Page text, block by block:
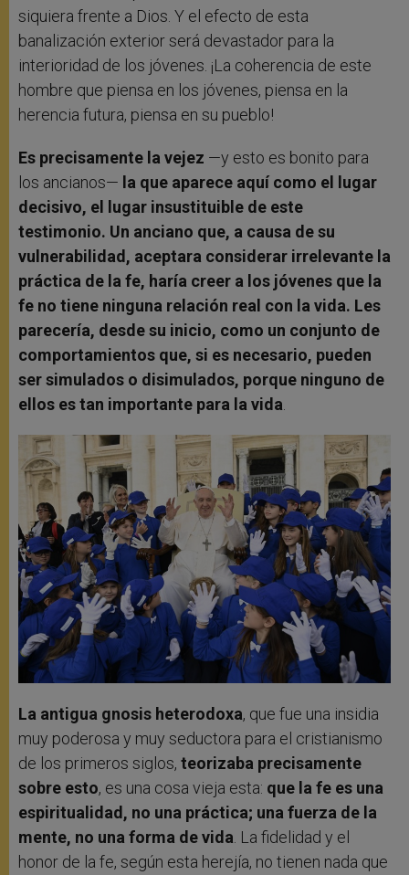
siquiera frente a Dios. Y el efecto de esta
banalización exterior será devastador para la
interioridad de los jóvenes. ¡La coherencia de este
hombre que piensa en los jóvenes, piensa en la
herencia futura, piensa en su pueblo!
Es precisamente la vejez —y esto es bonito para
los ancianos— la que aparece aquí como el lugar
decisivo, el lugar insustituible de este
testimonio. Un anciano que, a causa de su
vulnerabilidad, aceptara considerar irrelevante la
práctica de la fe, haría creer a los jóvenes que la
fe no tiene ninguna relación real con la vida. Les
parecería, desde su inicio, como un conjunto de
comportamientos que, si es necesario, pueden
ser simulados o disimulados, porque ninguno de
ellos es tan importante para la vida
La antigua gnosis heterodoxa, que fue una insidia
muy poderosa y muy seductora para el cristianismo
de los primeros siglos, teorizaba precisamente
sobre esto, es una cosa vieja esta: que la fe es una
espiritualidad, no una práctica; una fuerza de la
mente, no una forma de vida . La fidelidad y el
honor de la fe, según esta herejía, no tienen nada que